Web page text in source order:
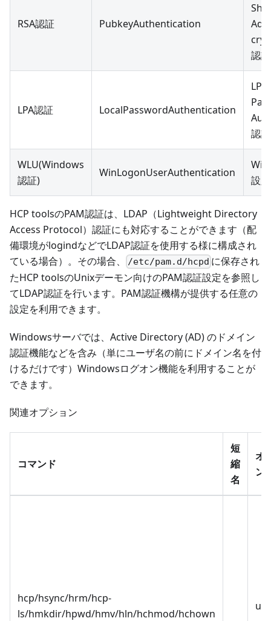
RSA認証 PubkeyAuthentication
認
LPA認証 LocalPasswordAuthentication
認
WLU(Windows
認証)
WinLogonUserAuthentication
設定
HCP toolsのPAM認証は、LDAP（Lightweight Directory
Access Protocol）認証にも対応することができます（配
備環境がlogindなどでLDAP認証を使用する様に構成され
ている場合）。その場合、
/etc/pam.d/hcpd に保存され
たHCP toolsのUnixデーモン向けのPAM認証設定を参照し
てLDAP認証を行います。PAM認証機構が提供する任意の
設定を利用できます。
Windowsサーバでは、Active Directory (AD) のドメイン
認証機能などを含み（単にユーザ名の前にドメイン名を付
けるだけです）Windowsログオン機能を利用することが
できます。
関連オプション
コマンド
短
縮
名
オ
ン
hcp/hsync/hrm/hcp-
ls/hmkdir/hpwd/hmv/hln/hchmod/hchown